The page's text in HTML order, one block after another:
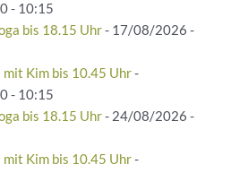
- 10:15
bis 18.15 Uhr- 17/08/2026 -
mit Kim bis 10.45 Uhr-
- 10:15
bis 18.15 Uhr- 24/08/2026 -
mit Kim bis 10.45 Uhr-